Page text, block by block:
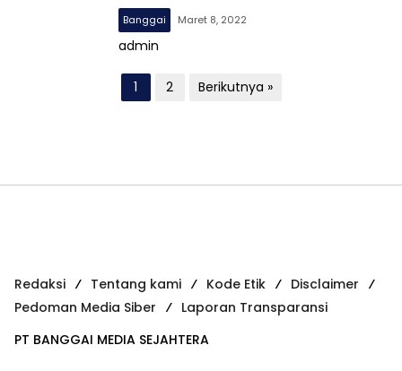
Banggai Maret 8, 2022
admin
n
i
p
1 2 Berikutnya »
Redaksi Tentang kami Kode Etik
Disclaimer
Pedoman Media Siber
Laporan Transparansi
PT BANGGAI MEDIA SEJAHTERA